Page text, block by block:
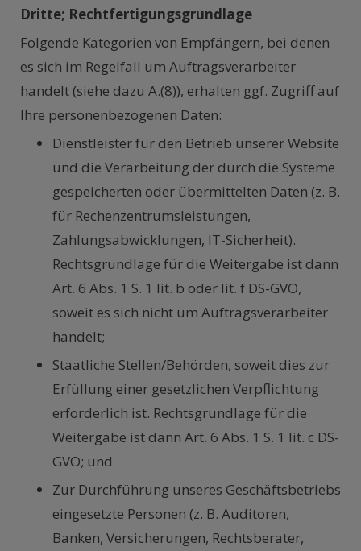
Dritte; Rechtfertigungsgrundlage
Folgende Kategorien von Empfängern, bei denen
es sich im Regelfall um Auftragsverarbeiter
handelt (siehe dazu A.(8)), erhalten ggf. Zugriff auf
Ihre personenbezogenen Daten:
Dienstleister für den Betrieb unserer Website
und die Verarbeitung der durch die Systeme
gespeicherten oder übermittelten Daten (z. B.
für Rechenzentrumsleistungen,
Zahlungsabwicklungen, IT-Sicherheit).
Rechtsgrundlage für die Weitergabe ist dann
Art. 6 Abs. 1 S. 1 lit. b oder lit. f DS-GVO,
soweit es sich nicht um Auftragsverarbeiter
handelt;
Staatliche Stellen/Behörden, soweit dies zur
Erfüllung einer gesetzlichen Verpflichtung
erforderlich ist. Rechtsgrundlage für die
Weitergabe ist dann Art. 6 Abs. 1 S. 1 lit. c DS-
GVO; und
Zur Durchführung unseres Geschäftsbetriebs
eingesetzte Personen (z. B. Auditoren,
Banken, Versicherungen, Rechtsberater,